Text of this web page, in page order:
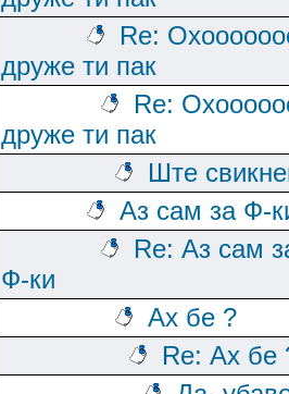
Re:
друже ти пак
Re:
друже ти пак
Ште
Аз сам за Ф-
Re: Аз сам
Ф-ки
Ах бе ?
Re: Ах бе